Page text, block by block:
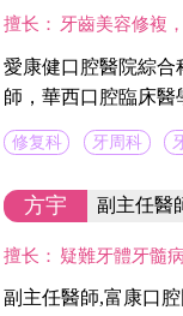
擅长： 牙齒美容修複，各類牙列缺損的固定及活動義齒的修複、鑄造支架式可摘局部義齒、 數字化修
愛康健口腔醫院綜合
師，華西口腔臨床醫
修复科 牙周科
方宇
擅长： 疑難牙體牙髓病治療、阻生智齒的拔除、各種缺失牙的美容修復、疑難活動義
副主任醫師,富康口